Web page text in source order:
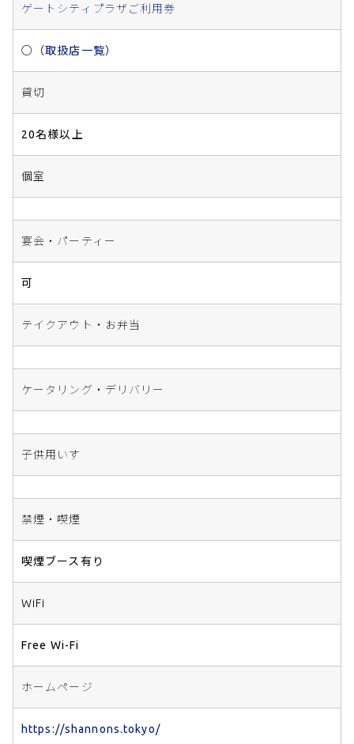
ゲートシティプラザご利用券
○ （取扱店一覧）
貸切
20名様以上
個室
宴会・パーティー
可
テイクアウト・お弁当
ケータリング・デリバリー
子供用いす
禁煙・喫煙
喫煙ブース有り
WiFi
Free Wi-Fi
ホームページ
https://shannons.tokyo/